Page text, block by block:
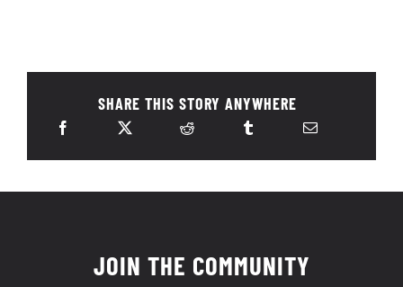
SHARE THIS STORY ANYWHERE
JOIN THE COMMUNITY